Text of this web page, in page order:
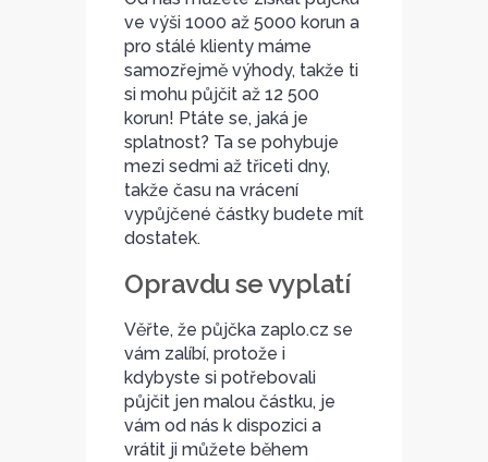
ve výši 1000 až 5000 korun a
pro stálé klienty máme
samozřejmě výhody, takže ti
si mohu půjčit až 12 500
korun! Ptáte se, jaká je
splatnost? Ta se pohybuje
mezi sedmi až třiceti dny,
takže času na vrácení
vypůjčené částky budete mít
dostatek.
Opravdu se vyplatí
Věřte, že půjčka zaplo.cz se
vám zalíbí, protože i
kdybyste si potřebovali
půjčit jen malou částku, je
vám od nás k dispozici a
vrátit ji můžete během